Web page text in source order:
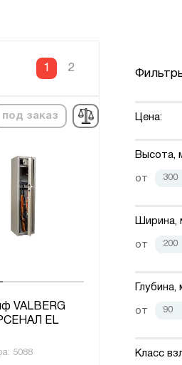
1 2
под заказ
VALBERG
EL
5088
Цена:
Высота,
от
Ширина,
от
Глубина,
от
Класс